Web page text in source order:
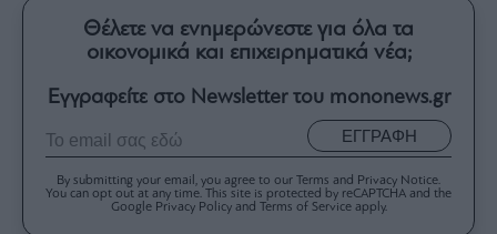
Θέλετε να ενημερώνεστε για όλα τα
οικονομικά και επιχειρηματικά νέα;
Εγγραφείτε στο Newsletter του mononews.gr
ΕΓΓΡΑΦΗ
By submitting your email, you agree to our Terms and Privacy Notice.
You can opt out at any time. This site is protected by reCAPTCHA and the
Google Privacy Policy and Terms of Service apply.